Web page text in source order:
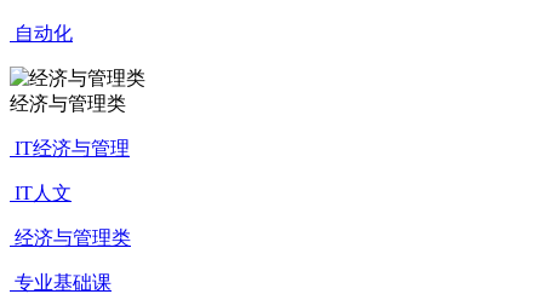
自动化
经济与管理类
IT经济与管理
IT人文
经济与管理类
专业基础课